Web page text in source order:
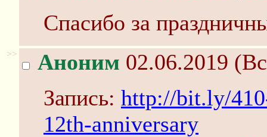
Спасибо за
>> Аноним 02.06.2019
Запись: http://bit.ly/
12th-anniversary